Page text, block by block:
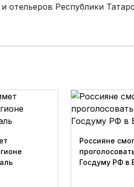
Республики
Россияне
Госдуму РФ в